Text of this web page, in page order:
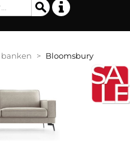
banken Bloomsbury